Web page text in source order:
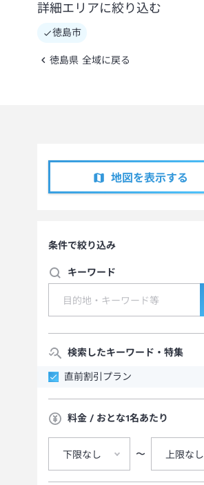
詳細エリアに絞り込む
徳島市
徳島県 全域に戻る
地図を表示する
条件で絞り込み
キーワード
検索したキーワード・特集
直前割引プラン
料金 / おとな1名あたり
下限なし 〜 上限なし